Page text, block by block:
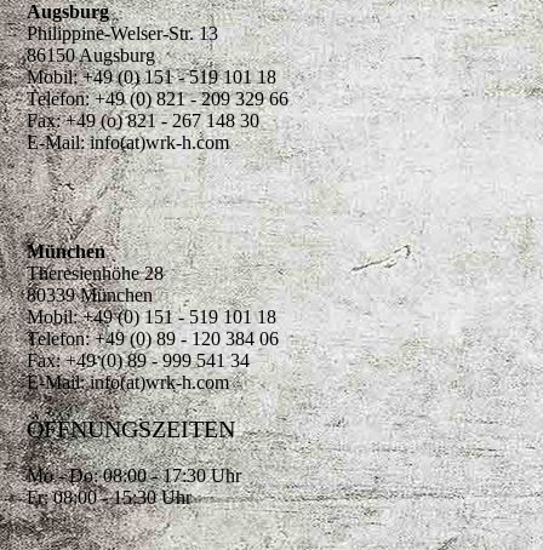
Augsburg
Philippine-Welser-Str. 13
86150 Augsburg
Mobil: +49 (0) 151 - 519 101 18
Telefon: +49 (0) 821 - 209 329 66
Fax: +49 (o) 821 - 267 148 30
E-Mail: info(at)wrk-h.com
München
Theresienhöhe 28
80339 München
Mobil: +49 (0) 151 - 519 101 18
Telefon: +49 (0) 89 - 120 384 06
Fax: +49 (0) 89 - 999 541 34
E-Mail: info(at)wrk-h.com
ÖFFNUNGSZEITEN
Mo - Do: 08:00 - 17:30 Uhr
Fr: 08:00 - 15:30 Uhr